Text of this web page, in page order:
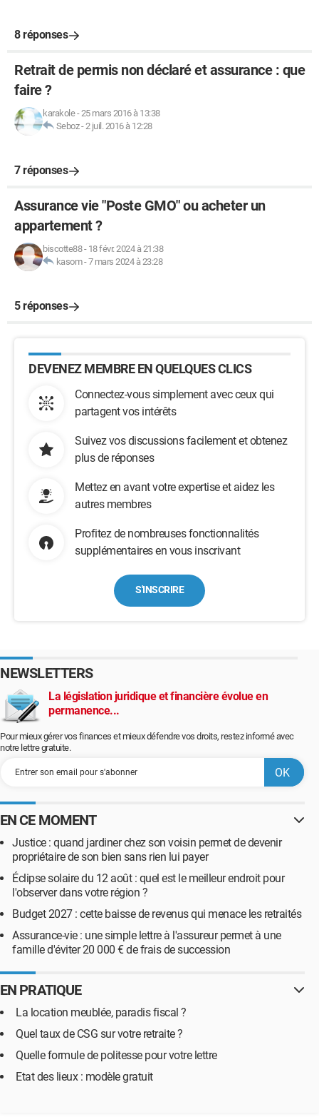
8 réponses
Retrait de permis non déclaré et assurance : que
faire ?
karakole-25 mars 2016 à 13:38
Seboz-2 juil. 2016 à 12:28
7 réponses
Assurance vie "Poste GMO" ou acheter un
appartement ?
biscotte88- 18 févr. 2024 à 21:38
kasom-7 mars 2024 à 23:28
5 réponses
DEVENEZ MEMBRE EN QUELQUES CLICS
Connectez-vous simplement avec ceux qui
partagent vos intérêts
Suivez vos discussions facilement et obtenez
plus de réponses
Mettez en avant votre expertise et aidez les
autres membres
Profitez de nombreuses fonctionnalités
supplémentaires en vous inscrivant
S'INSCRIRE
NEWSLETTERS
La législation juridique et financière évolue en
permanence...
Pour mieux gérer vos finances et mieux défendre vos droits, restez informé avec
notre lettre gratuite.
EN CE MOMENT
Justice : quand jardiner chez son voisin permet de devenir
propriétaire de son bien sans rien lui payer
Éclipse solaire du 12 août : quel est le meilleur endroit pour
l'observer dans votre région ?
Budget 2027 : cette baisse de revenus qui menace les retraités
Assurance-vie : une simple lettre à l'assureur permet à une
famille d'éviter 20 000 € de frais de succession
EN PRATIQUE
La location meublée, paradis fiscal ?
Quel taux de CSG sur votre retraite ?
Quelle formule de politesse pour votre lettre
Etat des lieux : modèle gratuit